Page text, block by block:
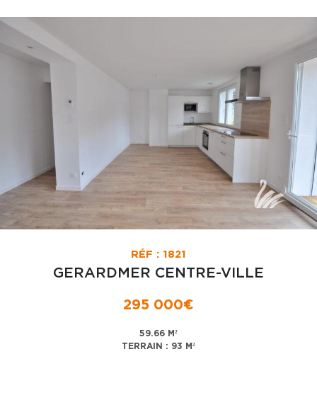
RÉF : 1821
GERARDMER CENTRE-VILLE
295 000€
59.66 M²
TERRAIN : 93 M²